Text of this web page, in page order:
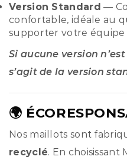
Version Standard —
confortable, idéale au
supporter votre équipe
Si aucune version
s’agit de la version
🌍
Nos maillots sont
recyclé. En choisissant